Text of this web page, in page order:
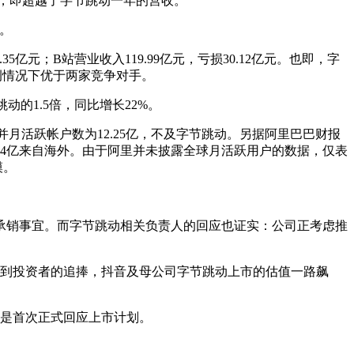
元；B站营业收入119.99亿元，亏损30.12亿元。也即，字
况下优于两家竞争对手。
的1.5倍，同比增长22%。
活跃帐户数为12.25亿，不及字节跳动。另据阿里巴巴财报
来自海外。由于阿里并未披露全球月活跃用户的数据，仅表
事宜。而字节跳动相关负责人的回应也证实：公司正考虑推
资者的追捧，抖音及母公司字节跳动上市的估值一路飙
次正式回应上市计划。